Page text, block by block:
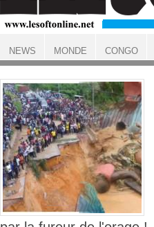
ACCUEIL
NEWS MONDE CONGO